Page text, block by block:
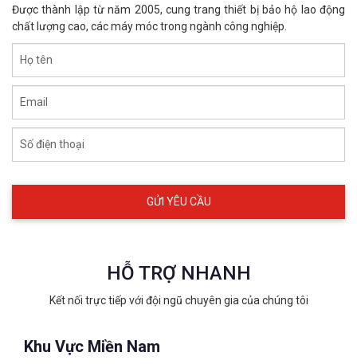
Được thành lập từ năm 2005, cung trang thiết bị bảo hộ lao động
chất lượng cao, các máy móc trong ngành công nghiệp.
Họ tên
Email
Số điện thoại
HỖ TRỢ NHANH
Kết nối trực tiếp với đội ngũ chuyên gia của chúng tôi
Khu Vực Miền Nam